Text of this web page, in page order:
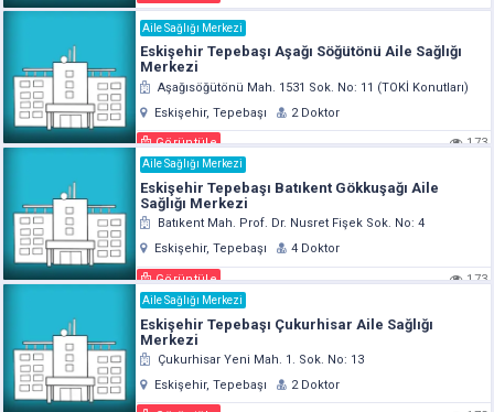
Aile Sağlığı Merkezi
Eskişehir Tepebaşı Aşağı Söğütönü Aile Sağlığı
Merkezi
Aşağısöğütönü Mah. 1531 Sok. No: 11 (TOKİ Konutları)
Eskişehir, Tepebaşı
2 Doktor
Görüntüle 173
Aile Sağlığı Merkezi
Eskişehir Tepebaşı Batıkent Gökkuşağı Aile
Sağlığı Merkezi
Batıkent Mah. Prof. Dr. Nusret Fişek Sok. No: 4
Eskişehir, Tepebaşı
4 Doktor
Görüntüle 173
Aile Sağlığı Merkezi
Eskişehir Tepebaşı Çukurhisar Aile Sağlığı
Merkezi
Çukurhisar Yeni Mah. 1. Sok. No: 13
Eskişehir, Tepebaşı
2 Doktor